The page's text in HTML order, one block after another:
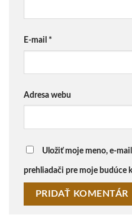
E-mail *
Adresa webu
Uložiť moje meno, e-
prehliadači pre moje budúce